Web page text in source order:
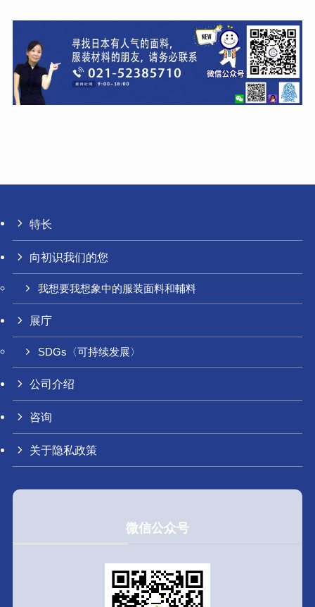
特长
向初识我们的您
我想要我想象中的服装面料和輔料
展庁
SDGs〈可持续发展〉
公司介绍
咨询
关于隐私政策
微信公众号